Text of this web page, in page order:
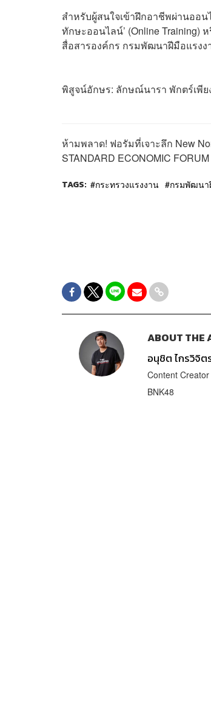
สำหรับผู้สนใจเข้าฝึกอาชีพผ่านออน
ทักษะออนไลน์’ (Online Training)
สื่อสารองค์กร กรมพัฒนาฝีมือแรงง
พิสูจน์อักษร: ลักษณ์นารา พักตร์เพีย
ห้ามพลาด! ฟอรัมที่เจาะลึก New
STANDARD ECONOMIC
TAGS: กระทรวงแรงงาน กรมพัฒนา
ABOUT THE
อนุชิต ไกรวิจิต
Content
BNK48